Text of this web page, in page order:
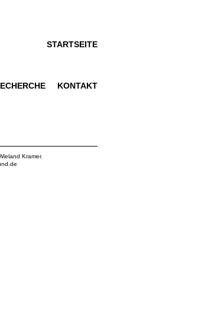
STARTSEITE
KONTAKT
Kramer.